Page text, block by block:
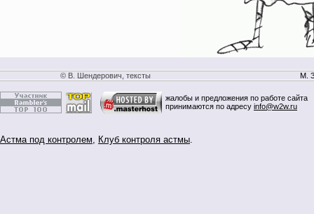
© В. Шендерович, тексты М.
жалобы и предложения по работе сайта
принимаются по адресу info@w2w.ru
Астма под контролем, Клуб контроля астмы.